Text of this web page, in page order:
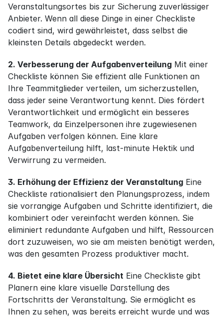
Veranstaltungsortes bis zur Sicherung zuverlässiger
Anbieter. Wenn all diese Dinge in einer Checkliste
codiert sind, wird gewährleistet, dass selbst die
kleinsten Details abgedeckt werden.
2. Verbesserung der Aufgabenverteilung Mit einer
Checkliste können Sie effizient alle Funktionen an
Ihre Teammitglieder verteilen, um sicherzustellen,
dass jeder seine Verantwortung kennt. Dies fördert
Verantwortlichkeit und ermöglicht ein besseres
Teamwork, da Einzelpersonen ihre zugewiesenen
Aufgaben verfolgen können. Eine klare
Aufgabenverteilung hilft, last-minute Hektik und
Verwirrung zu vermeiden.
3. Erhöhung der Effizienz der Veranstaltung Eine
Checkliste rationalisiert den Planungsprozess, indem
sie vorrangige Aufgaben und Schritte identifiziert, die
kombiniert oder vereinfacht werden können. Sie
eliminiert redundante Aufgaben und hilft, Ressourcen
dort zuzuweisen, wo sie am meisten benötigt werden,
was den gesamten Prozess produktiver macht.
4. Bietet eine klare Übersicht Eine Checkliste gibt
Planern eine klare visuelle Darstellung des
Fortschritts der Veranstaltung. Sie ermöglicht es
Ihnen zu sehen, was bereits erreicht wurde und was